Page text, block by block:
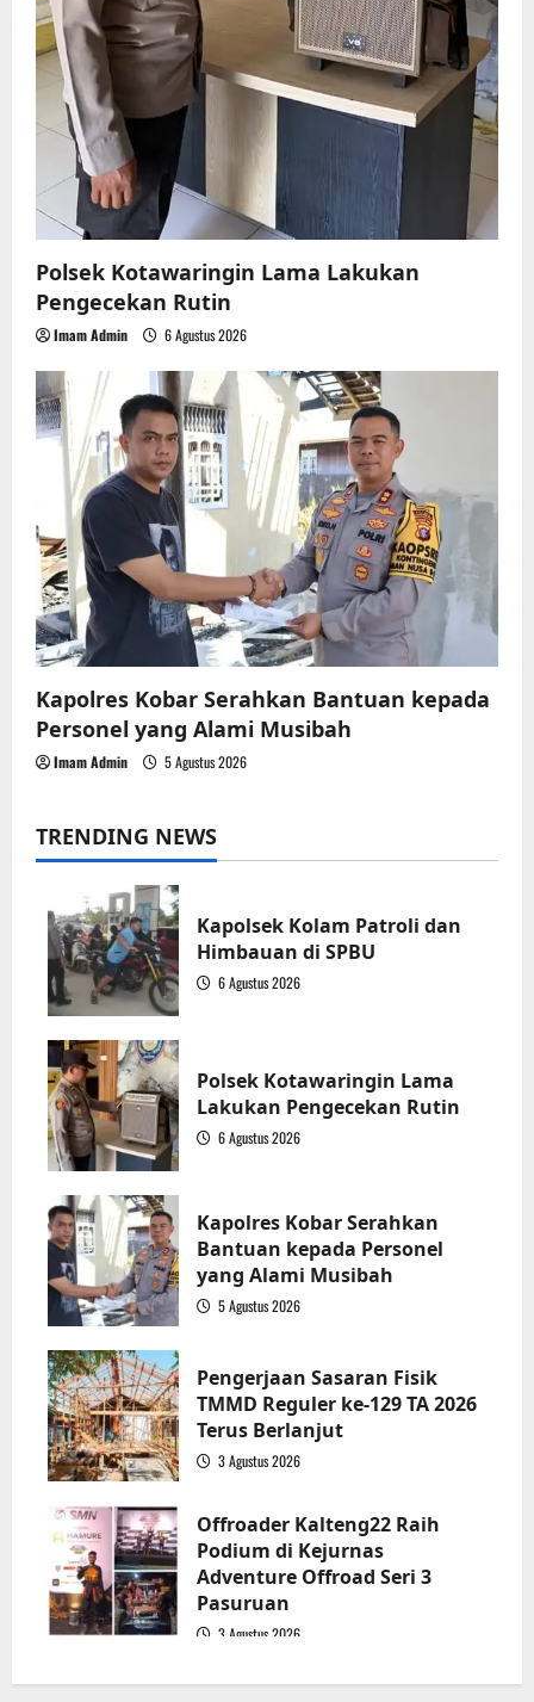
Polsek Kotawaringin Lama Lakukan
Pengecekan Rutin
Imam Admin 6 Agustus 2026
Kapolres Kobar Serahkan Bantuan kepada
Personel yang Alami Musibah
Imam Admin 5 Agustus 2026
TRENDING NEWS
Kapolsek Kolam Patroli dan
Himbauan di SPBU
6 Agustus 2026
Polsek Kotawaringin Lama
Lakukan Pengecekan Rutin
6 Agustus 2026
Kapolres Kobar Serahkan
Bantuan kepada Personel
yang Alami Musibah
5 Agustus 2026
Pengerjaan Sasaran Fisik
TMMD Reguler ke-129 TA 2026
Terus Berlanjut
3 Agustus 2026
Offroader Kalteng22 Raih
Podium di Kejurnas
Adventure Offroad Seri 3
Pasuruan
3 Agustus 2026